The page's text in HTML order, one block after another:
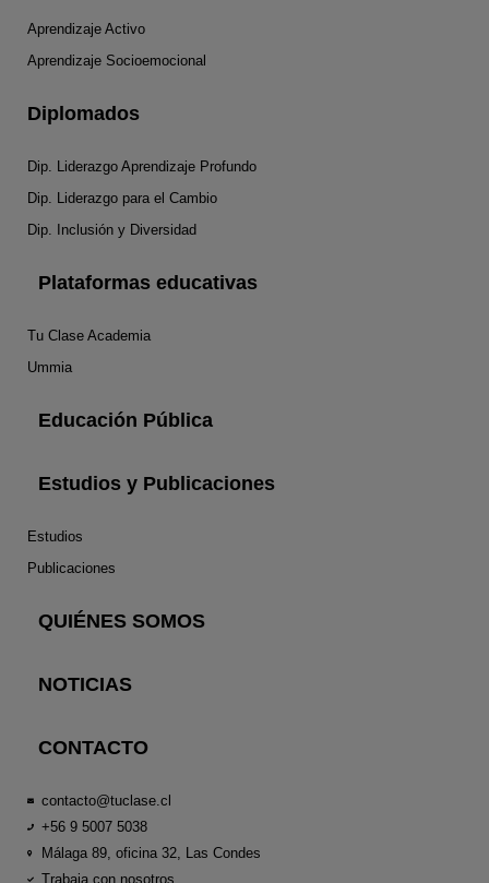
Aprendizaje Activo
Aprendizaje Socioemocional
Diplomados
Dip. Liderazgo Aprendizaje Profundo
Dip. Liderazgo para el Cambio
Dip. Inclusión y Diversidad
Plataformas educativas
Tu Clase Academia
Ummia
Educación Pública
Estudios y Publicaciones
Estudios
Publicaciones
QUIÉNES SOMOS
NOTICIAS
CONTACTO
contacto@tuclase.cl
+56 9 5007 5038
Málaga 89, oficina 32, Las Condes
Trabaja con nosotros